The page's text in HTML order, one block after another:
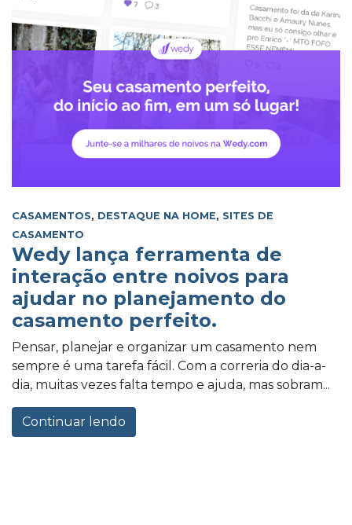
CASAMENTOS, DESTAQUE NA HOME, SITES DE
CASAMENTO
Wedy lança ferramenta de
interação entre noivos para
ajudar no planejamento do
casamento perfeito.
Pensar, planejar e organizar um casamento nem
sempre é uma tarefa fácil. Com a correria do dia-a-
dia, muitas vezes falta tempo e ajuda, mas sobram...
Continuar lendo